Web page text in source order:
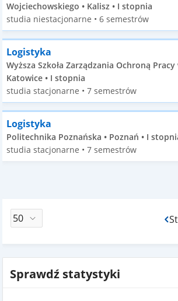
Wojciechowskiego • Kalisz • I stopnia
studia niestacjonarne • 6 semestrów
Logistyka
Wyższa Szkoła Zarządzania Ochroną
Katowice • I stopnia
studia stacjonarne • 7 semestrów
Logistyka
Politechnika Poznańska • Poznań • I
studia stacjonarne • 7 semestrów
Sprawdź statystyki